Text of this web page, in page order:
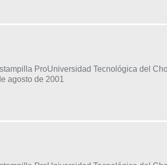
ProUniversidad Tecnológica del
agosto de 2001